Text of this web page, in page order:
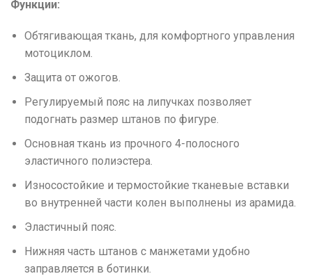
Функции:
Обтягивающая ткань, для комфортного управления
мотоциклом.
Защита от ожогов.
Регулируемый пояс на липучках позволяет
подогнать размер штанов по фигуре.
Основная ткань из прочного 4-полосного
эластичного полиэстера.
Износостойкие и термостойкие тканевые вставки
во внутренней части колен выполнены из арамида.
Эластичный пояс.
Нижняя часть штанов с манжетами удобно
заправляется в ботинки.